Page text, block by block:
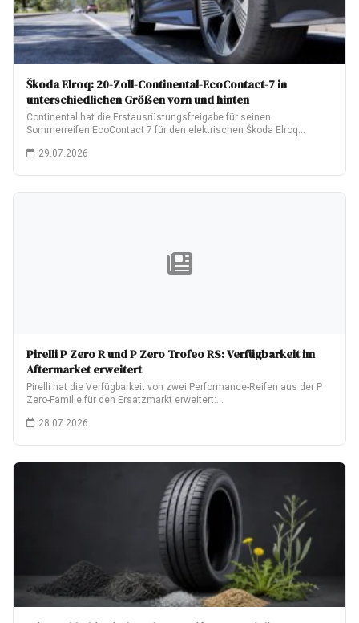
Škoda Elroq: 20-Zoll-Continental-EcoContact-7 in
unterschiedlichen Größen vorn und hinten
Continental hat die Erstausrüstungsfreigabe für seinen
Sommerreifen EcoContact 7 für den elektrischen Škoda Elroq
29.07.2026
Pirelli P Zero R und P Zero Trofeo RS: Verfügbarkeit im
Aftermarket erweitert
Pirelli hat die Verfügbarkeit von zwei Performance-Reifen aus der P
Zero-Familie für den Ersatzmarkt erweitert:…
28.07.2026